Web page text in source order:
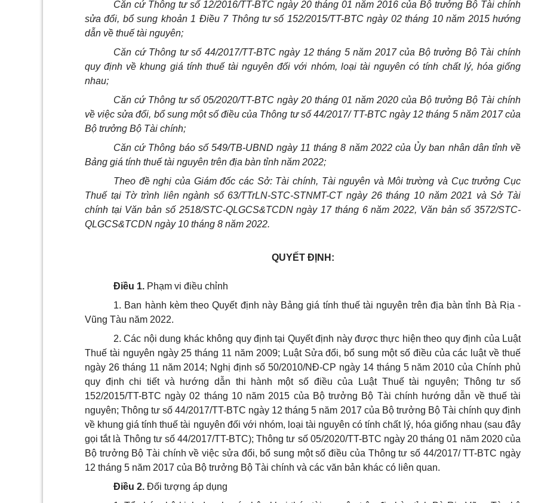
Căn cứ Thông tư số 12/2016/TT-BTC ngày 20 tháng 01 năm 2016 của Bộ trưởng Bộ Tài chính
sửa đổi, bổ sung khoản 1 Điều 7 Thông tư số 152/2015/TT-BTC ngày 02 tháng 10 năm 2015 hướng
dẫn về thuế tài nguyên;
Căn cứ Thông tư số 44/2017/TT-BTC ngày 12 tháng 5 năm 2017 của Bộ trưởng Bộ Tài chính
quy định về khung giá tính thuế tài nguyên đối với nhóm, loại tài nguyên có tính chất lý, hóa giống
nhau;
Căn cứ Thông tư số 05/2020/TT-BTC ngày 20 tháng 01 năm 2020 của Bộ trưởng Bộ Tài chính
về việc sửa đổi, bổ sung một số điều của Thông tư số 44/2017/ TT-BTC ngày 12 tháng 5 năm 2017 của
Bộ trưởng Bộ Tài chính;
Căn cứ Thông báo số 549/TB-UBND ngày 11 tháng 8 năm 2022 của Ủy ban nhân dân tỉnh về
Bảng giá tính thuế tài nguyên trên địa bàn tỉnh năm 2022;
Theo đề nghị của Giám đốc các Sở: Tài chính, Tài nguyên và Môi trường và Cục trưởng Cục
Thuế tại Tờ trình liên ngành số 63/TTrLN-STC-STNMT-CT ngày 26 tháng 10 năm 2021 và Sở Tài
chính tại Văn bản số 2518/STC-QLGCS&TCDN ngày 17 tháng 6 năm 2022, Văn bản số 3572/STC-
QLGCS&TCDN ngày 10 tháng 8 năm 2022.
QUYẾT ĐỊNH:
Điều 1. Phạm vi điều chỉnh
1. Ban hành kèm theo Quyết định này Bảng giá tính thuế tài nguyên trên địa bàn tỉnh Bà Rịa -
Vũng Tàu năm 2022.
2. Các nội dung khác không quy định tại Quyết định này được thực hiện theo quy định của Luật
Thuế tài nguyên ngày 25 tháng 11 năm 2009; Luật Sửa đổi, bổ sung một số điều của các luật về thuế
ngày 26 tháng 11 năm 2014; Nghị định số 50/2010/NĐ-CP ngày 14 tháng 5 năm 2010 của Chính phủ
quy định chi tiết và hướng dẫn thi hành một số điều của Luật Thuế tài nguyên; Thông tư số
152/2015/TT-BTC ngày 02 tháng 10 năm 2015 của Bộ trưởng Bộ Tài chính hướng dẫn về thuế tài
nguyên; Thông tư số 44/2017/TT-BTC ngày 12 tháng 5 năm 2017 của Bộ trưởng Bộ Tài chính quy định
về khung giá tính thuế tài nguyên đối với nhóm, loại tài nguyên có tính chất lý, hóa giống nhau (sau đây
gọi tắt là Thông tư số 44/2017/TT-BTC); Thông tư số 05/2020/TT-BTC ngày 20 tháng 01 năm 2020 của
Bộ trưởng Bộ Tài chính về việc sửa đổi, bổ sung một số điều của Thông tư số 44/2017/ TT-BTC ngày
12 tháng 5 năm 2017 của Bộ trưởng Bộ Tài chính và các văn bản khác có liên quan.
Điều 2. Đối tượng áp dụng